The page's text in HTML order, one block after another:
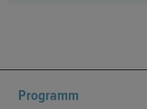
Programm